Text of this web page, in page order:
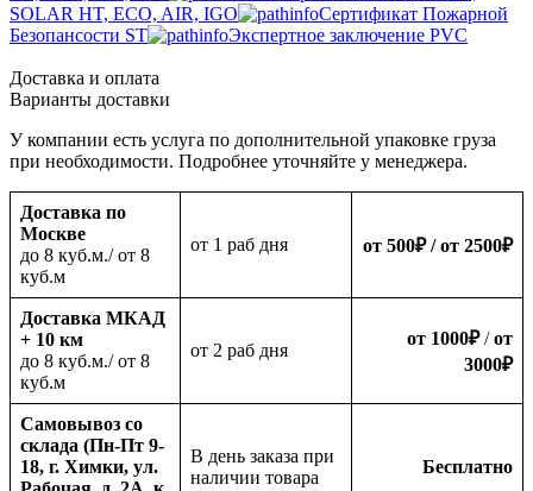
SOLAR HT, ECO, AIR, IGO
Сертификат Пожарной
Безопансости ST
Экспертное заключение PVC
Доставка и оплата
Варианты доставки
У компании есть услуга по дополнительной упаковке груза
при необходимости. Подробнее уточняйте у менеджера.
Доставка по
Москве
до 8 куб.м./ от 8
куб.м
oт 1 раб дня от 500₽/ от 2500₽
Доставка МКАД
+ 10 км
до 8 куб.м./ от 8
куб.м
oт 2 раб дня
от 1000₽/от
3000₽
Самовывоз со
склада (Пн-Пт 9-
18, г. Химки, ул.
В день заказа при
наличии товара
Бесплатно